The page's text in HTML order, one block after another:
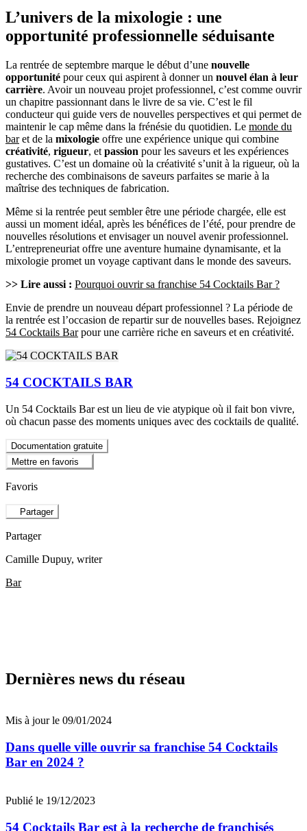
L’univers de la mixologie : une
opportunité professionnelle séduisante
La rentrée de septembre marque le début d’une nouvelle
opportunité pour ceux qui aspirent à donner un nouvel élan à leur
carrière. Avoir un nouveau projet professionnel, c’est comme ouvrir
un chapitre passionnant dans le livre de sa vie. C’est le fil
conducteur qui guide vers de nouvelles perspectives et qui permet de
maintenir le cap même dans la frénésie du quotidien. Le monde du
baret de la mixologie offre une expérience unique qui combine
créativité, rigueur, et passion pour les saveurs et les expériences
gustatives. C’est un domaine où la créativité s’unit à la rigueur, où la
recherche des combinaisons de saveurs parfaites se marie à la
maîtrise des techniques de fabrication.
Même si la rentrée peut sembler être une période chargée, elle est
aussi un moment idéal, après les bénéfices de l’été, pour prendre de
nouvelles résolutions et envisager un nouvel avenir professionnel.
L’entrepreneuriat offre une aventure humaine dynamisante, et la
mixologie promet un voyage captivant dans le monde des saveurs.
>> Lire aussi : Pourquoi ouvrir sa franchise 54 Cocktails Bar ?
Envie de prendre un nouveau départ professionnel ? La période de
la rentrée est l’occasion de repartir sur de nouvelles bases. Rejoignez
54 Cocktails Barpour une carrière riche en saveurs et en créativité.
54 COCKTAILS BAR
Un 54 Cocktails Bar est un lieu de vie atypique où il fait bon vivre,
où chacun passe des moments uniques avec des cocktails de qualité.
Documentation gratuite
Mettre en favoris
Favoris
Partager
Partager
Camille Dupuy, writer
Bar
Dernières news du réseau
Mis à jour le 09/01/2024
Dans quelle ville ouvrir sa franchise 54 Cocktails
Bar en 2024 ?
Publié le 19/12/2023
54 Cocktails Bar est à la recherche de franchisés